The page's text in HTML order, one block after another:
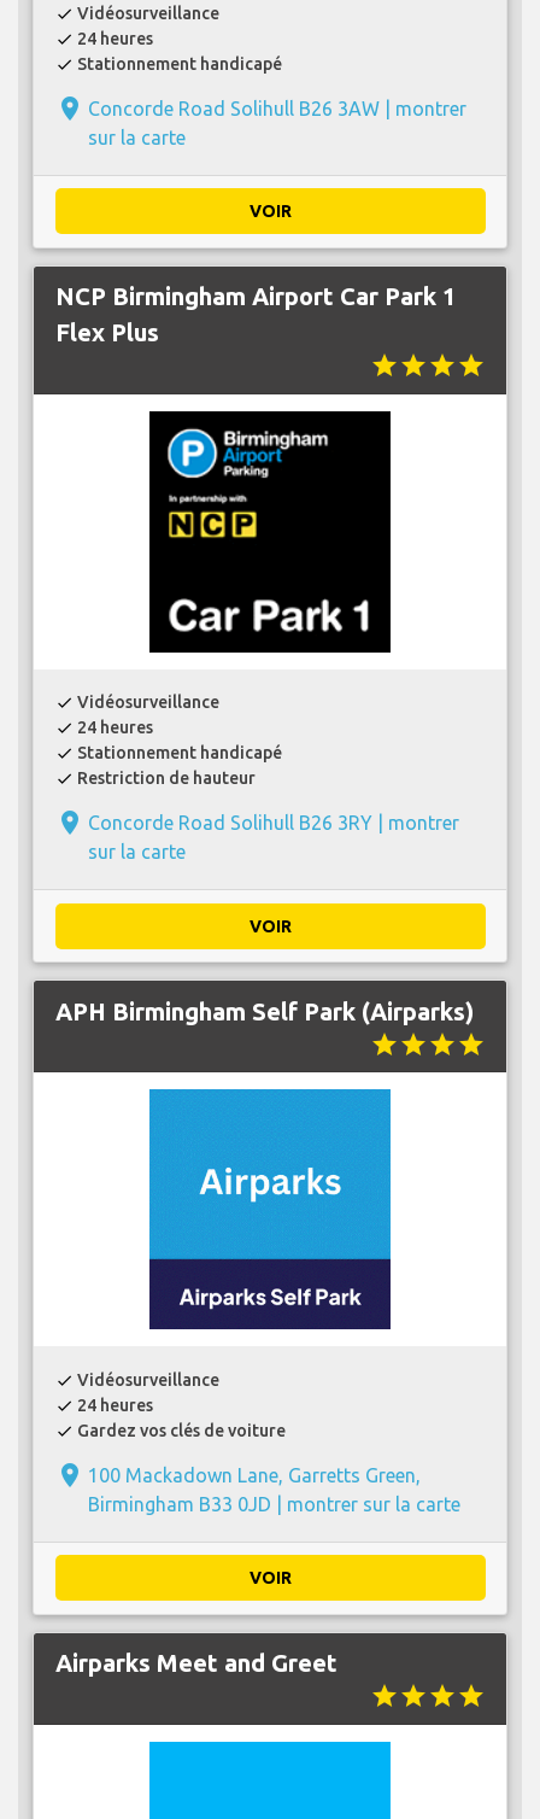
check Vidéosurveillance
check 24 heures
check Stationnement handicapé
place Concorde Road Solihull B26 3AW | montrer
sur la carte
VOIR
NCP Birmingham Airport Car Park 1
Flex Plus
starstarstarstar
check Vidéosurveillance
check 24 heures
check Stationnement handicapé
check Restriction de hauteur
place Concorde Road Solihull B26 3RY | montrer
sur la carte
VOIR
APH Birmingham Self Park (Airparks)
starstarstarstar
check Vidéosurveillance
check 24 heures
check Gardez vos clés de voiture
place 100 Mackadown Lane, Garretts Green,
Birmingham B33 0JD | montrer sur la carte
VOIR
Airparks Meet and Greet
starstarstarstar